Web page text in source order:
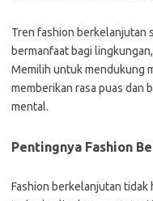
Tren fashion berkelanjutan
bermanfaat bagi
Memilih untuk mendukung
memberikan rasa puas dan
mental.
Pentingnya Fashion
Fashion berkelanjutan tidak